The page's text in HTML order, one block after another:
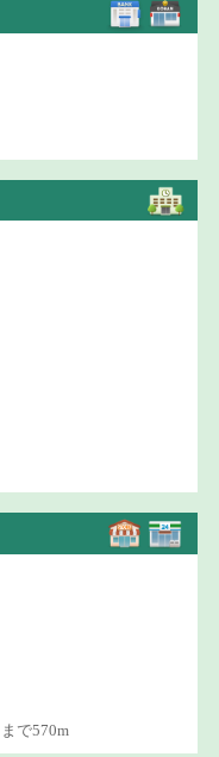
まで570m